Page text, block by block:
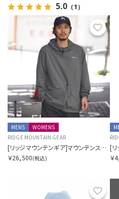
5.0 （1）
お気
MENS
WOMENS
RIDGE MOUNTAIN GEAR
[リッジマウンテンギア]マウンテンスモック
￥26,500(税込)
￥
お気